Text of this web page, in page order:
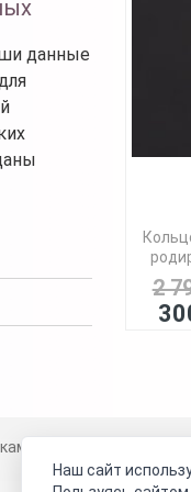
данные
2
Наш сайт